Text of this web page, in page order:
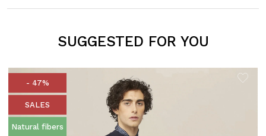
SUGGESTED FOR YOU
- 47%
SALES
Natural fibers